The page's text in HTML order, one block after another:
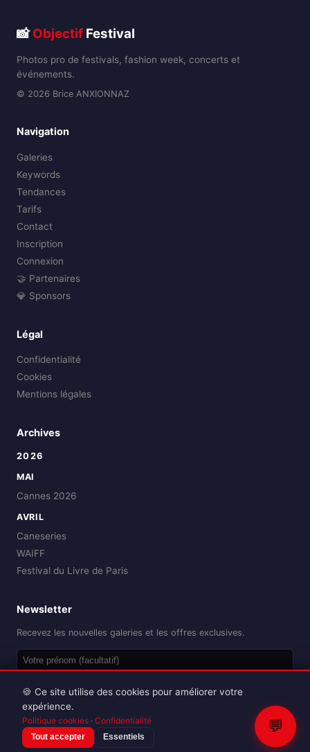
📸Objectif Festival
Photos pro de festivals, fashion week, concerts et
événements.
© 2026 Brice ANXIONNAZ
Navigation
Galeries
Keywords
Tendances
Tarifs
Contact
Inscription
Connexion
🤝 Partenaires
💎 Sponsors
Légal
Confidentialité
Cookies
Mentions légales
Archives
2026
MAI
Cannes 2026
AVRIL
Caneseries
WAIFF
Festival du Livre de Paris
Newsletter
Recevez les nouvelles galeries et les offres exclusives.
Reproduction interdite sans autorisation.
💬
🍪 Ce site utilise des cookies pour améliorer votre
expérience.
Politique cookies · Confidentialité
Tout accepter Essentiels